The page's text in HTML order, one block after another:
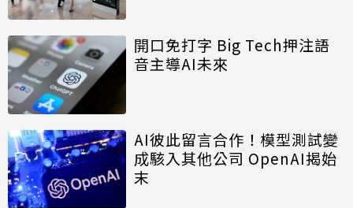
開口免打字 Big Tech押注語
音主導AI未來
AI彼此留言合作！模型測試變
成駭入其他公司 OpenAI揭始
末